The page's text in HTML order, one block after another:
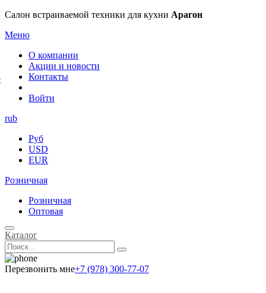
Салон встраиваемой техники для кухни Арагон
Меню
О компании
Акции и новости
Контакты
Войти
rub
Руб
USD
EUR
Розничная
Розничная
Оптовая
Каталог
Перезвонить мне+7 (978) 300-77-07